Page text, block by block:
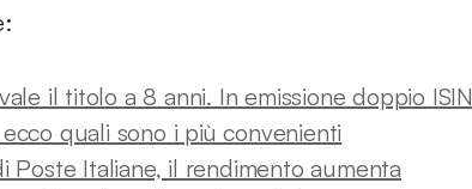
il titolo a 8 anni. In emissione doppio ISIN
quali sono i più convenienti
Poste Italiane, il rendimento aumenta